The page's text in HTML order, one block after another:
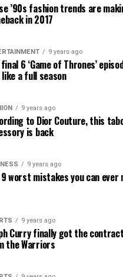
’90s fashion trends are
in 2017
9 years ago
6 ‘Game of Thrones’
a full season
9 years ago
to Dior Couture, this
is back
9 years ago
worst mistakes you can ever
9 years ago
Curry finally got the
the Warriors